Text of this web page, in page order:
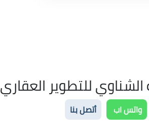
للتطوير العقاري
واتس اب أتصل بنا